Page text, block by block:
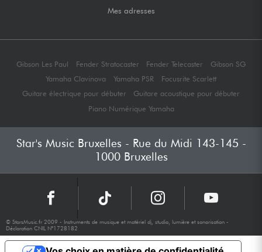
Mes adresses
Gibson Les Paul Fender Stratocaster Fender Telecaster
Gibson SG
Yamaha Clavinova
Yamaha PSR
Focusrite Scarlett
Guitare électrique pour débuter
Guitare acoustique pour débuter
Piano Numérique Yamaha
Star's Music Bruxelles - Rue du Midi 143-145 -
1000 Bruxelles
© StarsMusic.fr 2009 - Instruments de musique et matériel dj, studio, lumière et sonorisation -
Déclaration CNIL N°1728182